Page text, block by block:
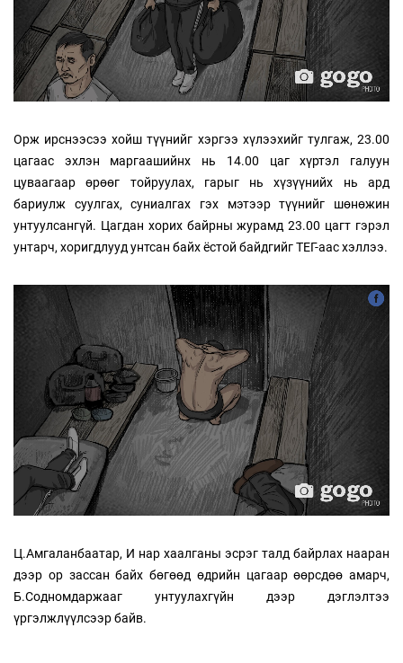
Орж ирснээсээ хойш түүнийг хэргээ хүлээхийг тулгаж, 23.00
цагаас эхлэн маргаашийнх нь 14.00 цаг хүртэл галуун
цуваагаар өрөөг тойруулах, гарыг нь хүзүүнийх нь ард
бариулж суулгах, суниалгах гэх мэтээр түүнийг шөнөжин
унтуулсангүй. Цагдан хорих байрны журамд 23.00 цагт гэрэл
унтарч, хоригдлууд унтсан байх ёстой байдгийг ТЕГ-аас хэллээ.
Ц.Амгаланбаатар, И нар хаалганы эсрэг талд байрлах нааран
дээр ор зассан байх бөгөөд өдрийн цагаар өөрсдөө амарч,
Б.Содномдаржааг унтуулахгүйн дээр дэглэлтээ
үргэлжлүүлсээр байв.